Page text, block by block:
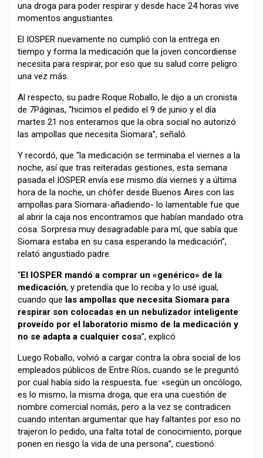
una droga para poder respirar y desde hace 24 horas vive
momentos angustiantes.
El IOSPER nuevamente no cumplió con la entrega en
tiempo y forma la medicación que la joven concordiense
necesita para respirar, por eso que su salud corre peligro
una vez más.
Al respecto, su padre Roque Roballo, le dijo a un cronista
de 7Páginas, “hicimos el pedido el 9 de junio y el día
martes 21 nos enteramos que la obra social no autorizó
las ampollas que necesita Siomara”, señaló.
Y recordó, que “la medicación se terminaba el viernes a la
noche, así que tras reiteradas gestiones, esta semana
pasada el IOSPER envía ese mismo día viernes y a última
hora de la noche, un chófer desde Buenos Aires con las
ampollas para Siomara-añadiendo- lo lamentable fue que
al abrir la caja nos encontramos que habían mandado otra
cosa. Sorpresa muy desagradable para mí, que sabía que
Siomara estaba en su casa esperando la medicación”,
relató angustiado padre.
“El IOSPER mandó a comprar un «genérico» de la
medicación, y pretendía que lo reciba y lo usé igual,
cuando que las ampollas que necesita Siomara para
respirar son colocadas en un nebulizador inteligente
proveído por el laboratorio mismo de la medicación y
no se adapta a cualquier cosa”, explicó
Luego Roballo, volvió a cargar contra la obra social de los
empleados públicos de Entre Ríos, cuando se le preguntó
por cual había sido la respuesta, fue: «según un oncólogo,
es lo mismo, la misma droga, que era una cuestión de
nombre comercial nomás, pero a la vez se contradicen
cuando intentan argumentar que hay faltantes por eso no
trajeron lo pedido, una falta total de conocimiento, porque
ponen en riesgo la vida de una persona”, cuestionó.